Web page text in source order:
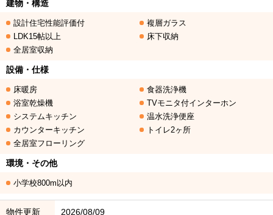
建物・構造
設計住宅性能評価付
複層ガラス
LDK15帖以上
床下収納
全居室収納
設備・仕様
床暖房
食器洗浄機
浴室乾燥機
TVモニタ付インターホン
システムキッチン
温水洗浄便座
カウンターキッチン
トイレ2ヶ所
全居室フローリング
環境・その他
小学校800m以内
物件更新 2026/08/09